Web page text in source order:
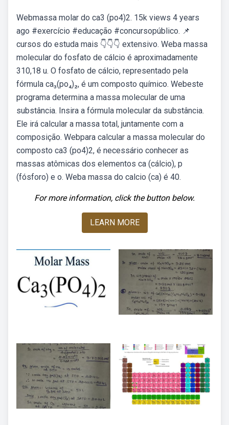
Webmassa molar do ca3 (po4)2. 15k views 4 years
ago #exercício #educação #concursopúblico. 📌
cursos do estuda mais 👇👇👇 extensivo. Weba massa
molecular do fosfato de cálcio é aproximadamente
310,18 u. O fosfato de cálcio, representado pela
fórmula ca₃(po₄)₂, é um composto químico. Webeste
programa determina a massa molecular de uma
substância. Insira a fórmula molecular da substância.
Ele irá calcular a massa total, juntamente com a
composição. Webpara calcular a massa molecular do
composto ca3 (po4)2, é necessário conhecer as
massas atômicas dos elementos ca (cálcio), p
(fósforo) e o. Weba massa do calcio (ca) é 40.
For more information, click the button below.
LEARN MORE